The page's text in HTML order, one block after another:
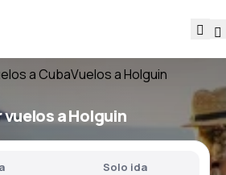
a CubaVuelos a Holguin
a Holguin
Solo ida